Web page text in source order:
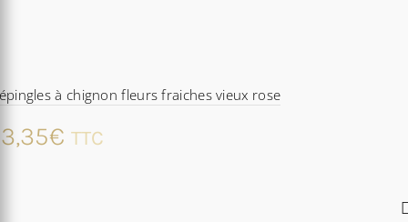
à chignon fleurs fraiches vieux rose
€ TTC